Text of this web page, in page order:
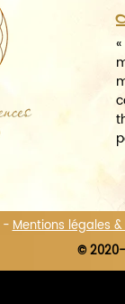
-Mentions légales &
© 2020-